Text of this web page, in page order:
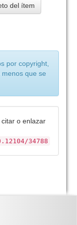
del ítem
por copyright,
que se
o enlazar
34788